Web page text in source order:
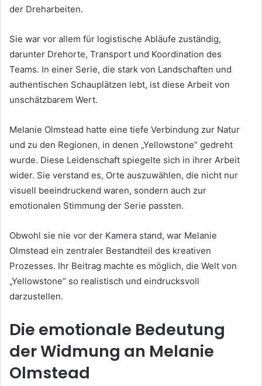
der Dreharbeiten.
Sie war vor allem für logistische Abläufe zuständig,
darunter Drehorte, Transport und Koordination des
Teams. In einer Serie, die stark von Landschaften und
authentischen Schauplätzen lebt, ist diese Arbeit von
unschätzbarem Wert.
Melanie Olmstead hatte eine tiefe Verbindung zur Natur
und zu den Regionen, in denen „Yellowstone“ gedreht
wurde. Diese Leidenschaft spiegelte sich in ihrer Arbeit
wider. Sie verstand es, Orte auszuwählen, die nicht nur
visuell beeindruckend waren, sondern auch zur
emotionalen Stimmung der Serie passten.
Obwohl sie nie vor der Kamera stand, war Melanie
Olmstead ein zentraler Bestandteil des kreativen
Prozesses. Ihr Beitrag machte es möglich, die Welt von
„Yellowstone“ so realistisch und eindrucksvoll
darzustellen.
Die emotionale Bedeutung
der Widmung an Melanie
Olmstead